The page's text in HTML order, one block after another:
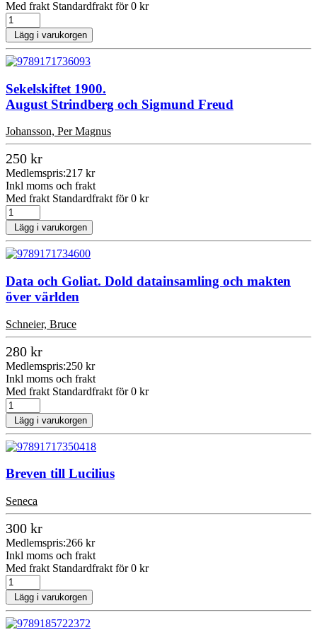
Med frakt Standardfrakt för 0 kr
Lägg i varukorgen
Sekelskiftet 1900.
August Strindberg och Sigmund Freud
Johansson, Per Magnus
250 kr
Medlemspris:217 kr
Inkl moms och frakt
Med frakt Standardfrakt för 0 kr
Lägg i varukorgen
Data och Goliat. Dold datainsamling och makten
över världen
Schneier, Bruce
280 kr
Medlemspris:250 kr
Inkl moms och frakt
Med frakt Standardfrakt för 0 kr
Lägg i varukorgen
Breven till Lucilius
Seneca
300 kr
Medlemspris:266 kr
Inkl moms och frakt
Med frakt Standardfrakt för 0 kr
Lägg i varukorgen